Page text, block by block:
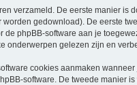
verzameld. De eerste manier is
gedownload). De eerste
de phpBB-software aan je
onderwerpen gelezen zijn en
cookies aanmaken
software. De tweede manier